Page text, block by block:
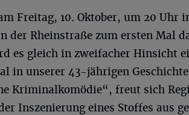
Freitag, 10. Oktober, um 20 Uhr
der Rheinstraße zum ersten Mal
es gleich in zweifacher Hinsicht
in unserer 43-jährigen
Kriminalkomödie“, freut sich
Inszenierung eines Stoffes aus